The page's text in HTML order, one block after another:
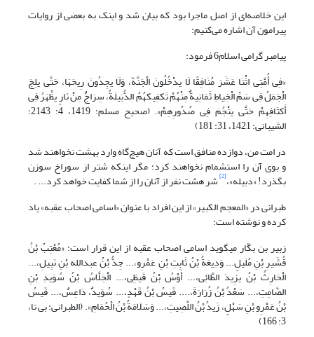
این خلاصه‌ای از اصل ماجرا بود که بیان شد و اینک به بعضی از روایات
پیرامون آن اشاره می‌کنیم:
پیامبر گرامی اسلام6 فرمود:
«فِی أُمَّتِی اثْنَا عَشَرَ مُنَافِقًا لَا یدْخُلُونَ الْجَنَّةَ، وَلَا یجِدُونَ رِیحَهَا، حَتَّى یلِجَ
الْجَمَلُ فِی سَمِّ الْخِیاطِ ثَمَانِیةٌ مِنْهُمْ تَکفِیکهُمُ الدُّبَیلَةُ، سِرَاجٌ مِنْ نَارٍ یظْهَرُ فِی
أَکتَافِهِمْ حَتَّى ینْجُمَ فِی صُدُورِهِمْ». (صحیح مسلم: 1419، 4: 2143؛
الشیبانی: 1421، 31: 181)
در امت من، دوازده منافق است که آنان هیچ‌گاه وارد بهشت نخواهند شد
و بوی آن را استشمام نخواهند کرد؛ مگر اینکه شتر از سوراخ سوزن
بگذرد! «دبیله»،[2]
شر هشت نفر از آنان را از شما کفایت خواهد کرد... .
طبرانی در «المعجم الکبیر» از این افراد با عنوان «اسامی اصحاب عقبه» یاد
کرده و نوشته است:
زبیر بن بکّار می‎گوید اسامی اصحاب عقبه از این قرار است: «مُعْتِبُ بْنُ
قُشَیرِ بْنِ مُلَیلٍ... وَدِیعَةُ بْنُ ثَابِتِ بْنِ عَمْرِو،... جِدُّ بْنُ عبدالله بْنِ نَبِیلِ،...
الْحَارِثُ بْنُ یزِیدَ الطَّائِی،... أَوْسُ بْنُ قَیظِی،... الْجَلَّاسُ بْنُ سُوَیدِ بْنِ
الصَّامِتِ،... سَعْدُ بْنُ زُرَارَةَ،.... قَیسُ بْنُ قَهْدٍ،... سُوَیدٌ، دَاعِسٌ،... قَیسُ
بْنُ عَمْرِو بْنِ سَهْلٍ، زَیدُ بْنُ اللَّصِیتِ،... وَسَلَامَةُ بْنُ الْحُمَامِ». (الطبرانی: بی تا،
3: 166)